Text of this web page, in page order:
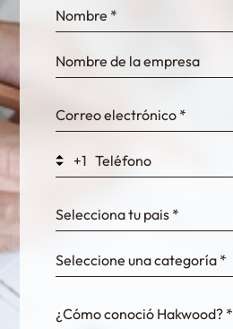
bn1q0rrvUn2bmwl
WEK7sP7DXp5OiEV
fKG333tDPmDdJm8
+1
Selecciona tu pais *
Seleccione una categoría *
¿Cómo conoció Hakwood? *